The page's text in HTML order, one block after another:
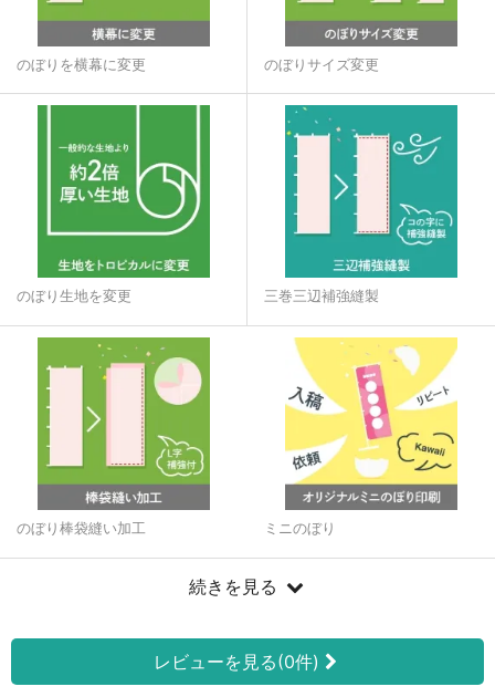
のぼりを横幕に変更 のぼりサイズ変更
のぼり生地を変更 三巻三辺補強縫製
のぼり棒袋縫い加工 ミニのぼり
続きを見る
レビューを見る(0件)